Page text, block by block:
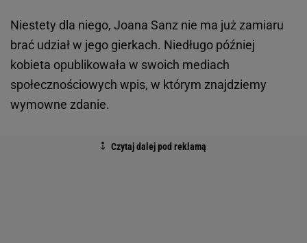
Niestety dla niego, Joana Sanz nie ma już zamiaru
brać udział w jego gierkach. Niedługo później
kobieta opublikowała w swoich mediach
społecznościowych wpis, w którym znajdziemy
wymowne zdanie.